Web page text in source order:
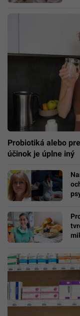
Probiotiká alebo
účinok je úplne iný